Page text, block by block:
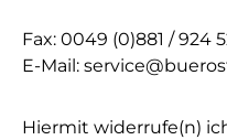
Fax: 0049 (0)881 / 924
E-Mail:
Hiermit widerrufe(n)